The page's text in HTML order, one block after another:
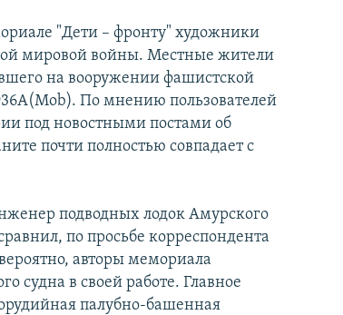
"Дети – фронту" художники
мировой войны. Местные жители
на вооружении фашистской
По мнению пользователей
под новостными постами об
почти полностью совпадает с
подводных лодок Амурского
по просьбе корреспондента
авторы мемориала
судна в своей работе. Главное
палубно-башенная